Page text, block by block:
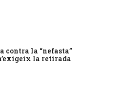
contra la “nefasta”
la retirada